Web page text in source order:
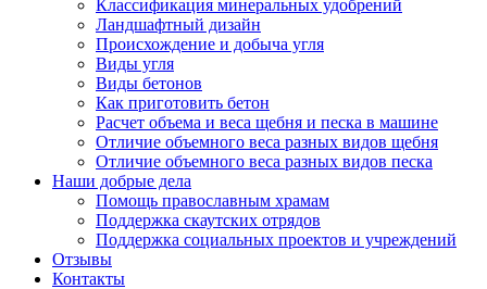
Классификация минеральных удобрений
Ландшафтный дизайн
Происхождение и добыча угля
Виды угля
Виды бетонов
Как приготовить бетон
Расчет объема и веса щебня и песка в машине
Отличие объемного веса разных видов щебня
Отличие объемного веса разных видов песка
Наши добрые дела
Помощь православным храмам
Поддержка скаутских отрядов
Поддержка социальных проектов и учреждений
Отзывы
Контакты